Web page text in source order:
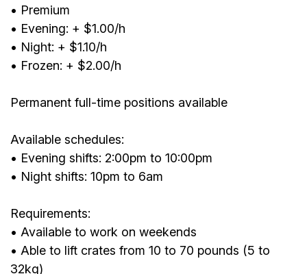
• Premium
• Evening: + $1.00/h
• Night: + $1.10/h
• Frozen: + $2.00/h
Permanent full-time positions available
Available schedules:
• Evening shifts: 2:00pm to 10:00pm
• Night shifts: 10pm to 6am
Requirements:
• Available to work on weekends
• Able to lift crates from 10 to 70 pounds (5 to
32kg)